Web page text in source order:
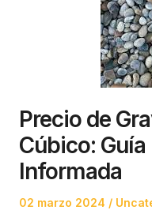
Precio de
Cúbico:
Informada
Posted
02 marzo 2024